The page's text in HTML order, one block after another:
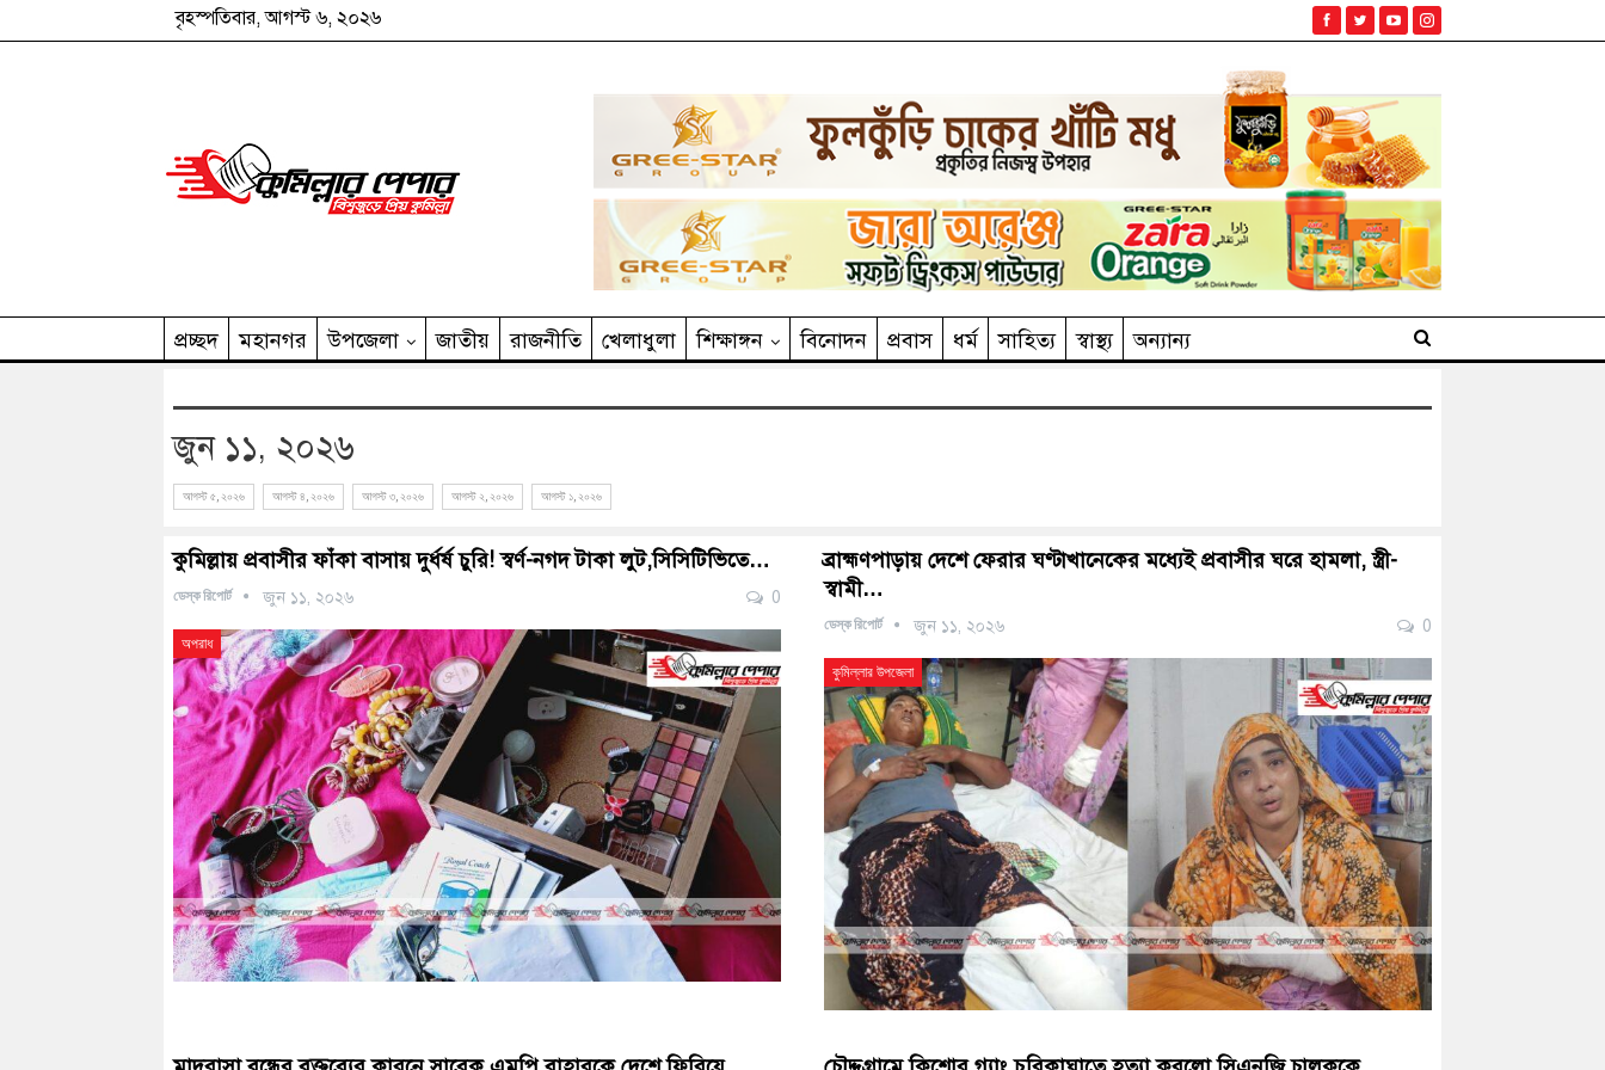
বৃহস্পতিবার, আগস্ট ৬, ২০২৬
প্রচ্ছদ মহানগর উপজেলা জাতীয় রাজনীতি খেলাধুলা শিক্ষাঙ্গন বিনোদন প্রবাস ধর্ম সাহিত‌্য স্বাস্থ্য
অন্যান্য
জুন ১১, ২০২৬
আগস্ট ৫, ২০২৬ আগস্ট ৪, ২০২৬ আগস্ট ৩, ২০২৬ আগস্ট ২, ২০২৬ আগস্ট ১, ২০২৬
কুমিল্লায় প্রবাসীর ফাঁকা বাসায় দুর্ধর্ষ চুরি! স্বর্ণ-নগদ টাকা লুট,সিসিটিভিতে…
ডেস্ক রিপোর্ট জুন ১১, ২০২৬ 0
অপরাধ
ব্রাহ্মণপাড়ায় দেশে ফেরার ঘণ্টাখানেকের মধ্যেই প্রবাসীর ঘরে হামলা, স্ত্রী-
স্বামী…
ডেস্ক রিপোর্ট জুন ১১, ২০২৬ 0
কুমিল্লার উপজেলা